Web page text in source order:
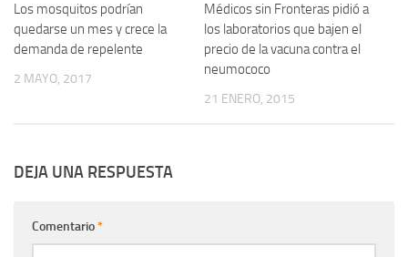
Los mosquitos podrían
quedarse un mes y crece la
demanda de repelente
2 MAYO, 2017
Médicos sin Fronteras pidió a
los laboratorios que bajen el
precio de la vacuna contra el
neumococo
21 ENERO, 2015
DEJA UNA RESPUESTA
Comentario*